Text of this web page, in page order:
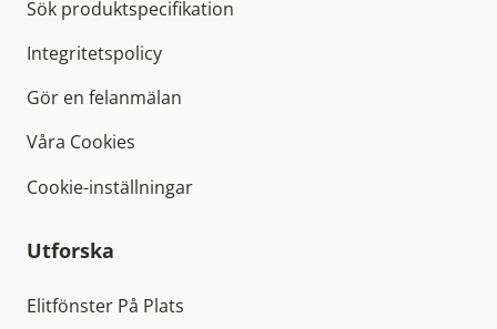
Sök produktspecifikation
Integritetspolicy
Gör en felanmälan
Våra Cookies
Cookie-inställningar
Utforska
Elitfönster På Plats